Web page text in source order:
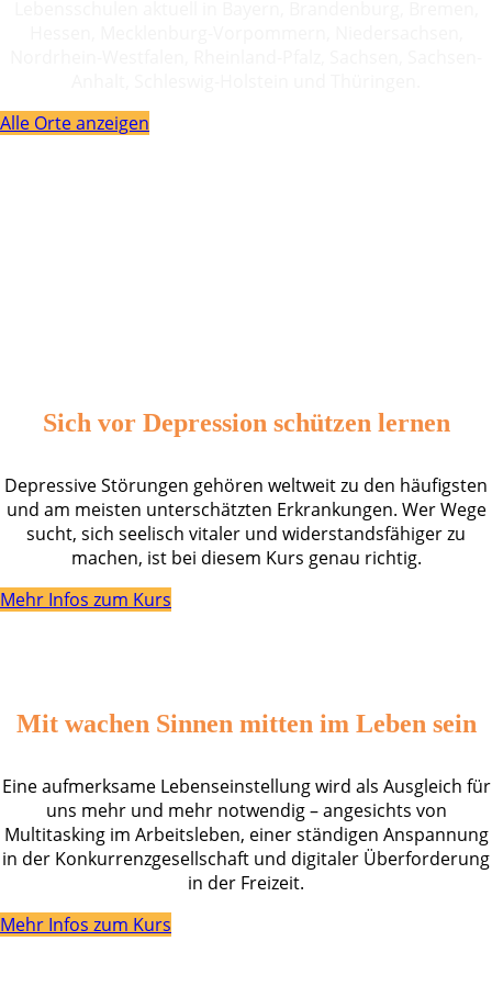
Alle Orte anzeigen
Sich vor Depression schützen lernen
Depressive Störungen gehören weltweit zu den häufigsten
und am meisten unterschätzten Erkrankungen. Wer Wege
sucht, sich seelisch vitaler und widerstandsfähiger zu
machen, ist bei diesem Kurs genau richtig.
Mehr Infos zum Kurs
Mit wachen Sinnen mitten im Leben sein
Eine aufmerksame Lebenseinstellung wird als Ausgleich für
uns mehr und mehr notwendig – angesichts von
Multitasking im Arbeitsleben, einer ständigen Anspannung
in der Konkurrenzgesellschaft und digitaler Überforderung
in der Freizeit.
Mehr Infos zum Kurs